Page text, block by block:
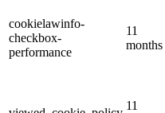
cookielawinfo-
checkbox-
performance
11
months
11